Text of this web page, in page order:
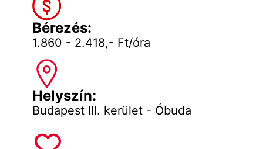
Bérezés:
1.860 - 2.418,- Ft/óra
Helyszín:
Budapest III. kerület - Óbuda